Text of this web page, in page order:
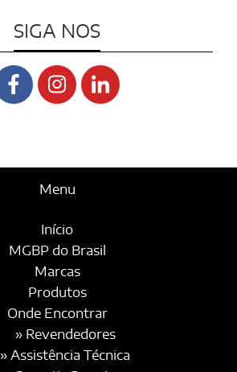
SIGA NOS
Menu
Início
MGBP do Brasil
Marcas
Produtos
Onde Encontrar
» Revendedores
» Assistência Técnica